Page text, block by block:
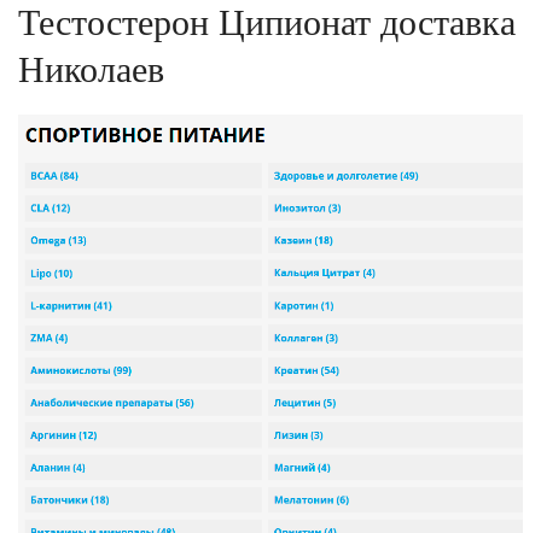
Тестостерон Ципионат доставка
Николаев